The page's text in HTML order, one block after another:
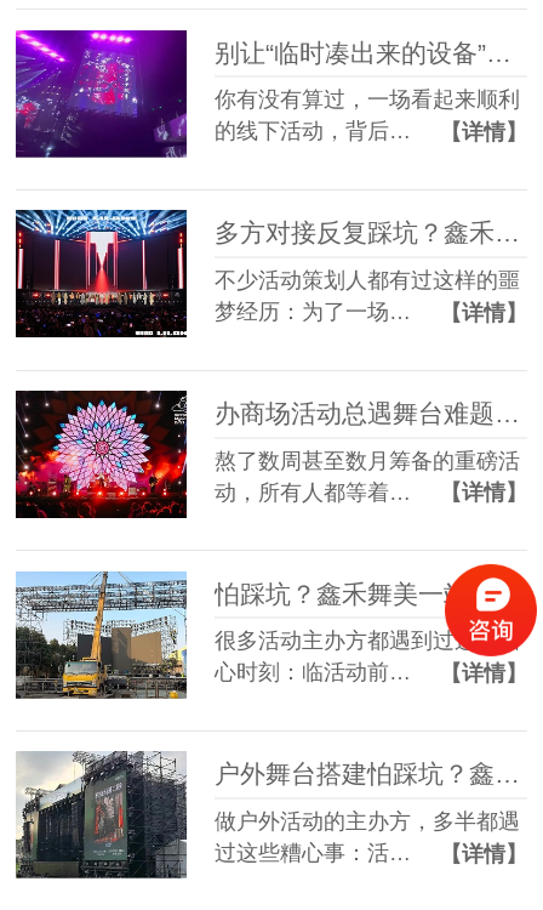
你有没有算过，一场看起来顺利
的线下活动，背后…
【详情】
多方对接反复踩坑？鑫禾舞美一站式舞美服务让你少走90%弯路
不少活动策划人都有过这样的噩
梦经历：为了一场…
【详情】
办商场活动总遇舞台难题？鑫禾舞美一站式帮你解决
熬了数周甚至数月筹备的重磅活
动，所有人都等着…
【详情】
怕踩坑？鑫禾舞美一站式租赁搭建帮你省一半心
很多活动主办方都遇到过这些糟
心时刻：临活动前…
【详情】
户外舞台搭建怕踩坑？鑫禾舞美给你稳稳的保障
做户外活动的主办方，多半都遇
过这些糟心事：活…
【详情】